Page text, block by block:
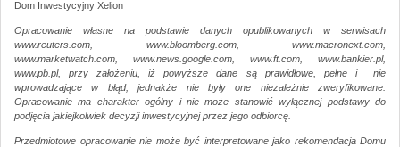
Dom Inwestycyjny Xelion
Opracowanie własne na podstawie danych opublikowanych w serwisach
www.reuters.com, www.bloomberg.com, www.macronext.com,
www.marketwatch.com, www.news.google.com, www.ft.com, www.bankier.pl,
www.pb.pl, przy założeniu, iż powyższe dane są prawidłowe, pełne i nie
wprowadzające w błąd, jednakże nie były one niezależnie zweryfikowane.
Opracowanie ma charakter ogólny i nie może stanowić wyłącznej podstawy do
podjęcia jakiejkolwiek decyzji inwestycyjnej przez jego odbiorcę.
Przedmiotowe opracowanie nie może być interpretowane jako rekomendacja Domu